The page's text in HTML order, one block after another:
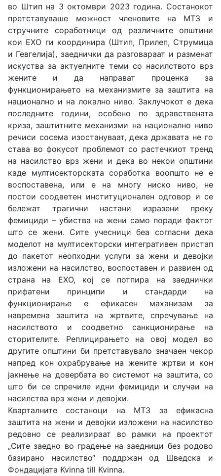
во Штип на 3 октомври 2023 година. Состанокот
претставуваше можност членовите на МТЗ и
стручните соработници од различните општини
кои ЕХО ги координира (Штип, Прилеп, Струмица
и Гевгелија), заеднички да разговараат и разменат
искуства за актуелните теми со насилството врз
жените и да направат проценка за
функционирањето на механизмите за заштита на
национално и на локално ниво. Заклучокот е дека
последните години, особено по здравствената
криза, заштитните механизми на национално ниво
речиси сосема изостануваат, дека државата не го
става во фокусот проблемот со растечкиот тренд
на насилство врз жени и дека во некои општини
каде мултисекторската соработка воопшто не е
воспоставена, или е на многу ниско ниво, не
постои соодветен институционален одговор и се
бележат трагични настани изразени преку
фемициди – убиства на жени само поради фактот
што се жени. Сите учесници беа согласни дека
моделот на мултисекторски интегративен пристап
до пакетот неопходни услуги за жени и девојки
изложени на насилство, воспоставен и развиен од
страна на ЕХО, кој се потпира на заеднички
прифатени принципи и стандарди на
функционирање е ефикасен маханизам за
навремена заштита на жртвите, спречување на
насилството и соодветно санкционирање на
сторителите. Реплицирањето на овој модел во
другите општини би претставувало значаен чекор
напред кон охрабрување на жените жртви и кон
јакнење на довербата во системот на заштита, со
што би се спречиле идни фемициди и случаи на
насилства врз жени и девојки.
Кварталните состаноци на МТЗ за ефикасна
заштита на жени и девојки изложени на насилство
редовно се реализираат во рамки на проектот
„Сите заедно во градење на заедници без родово
базирано насилство“ поддржан од Шведска и
Фондацијата Kvinna till Kvinna.